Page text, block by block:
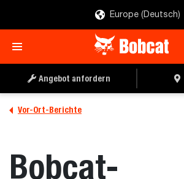
Europe (Deutsch)
Angebot anfordern
Vor-Ort-Berichte
Bobcat-